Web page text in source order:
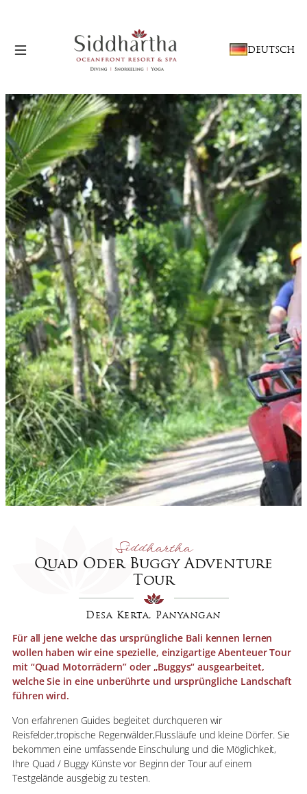
SPRACHEDEUTSCH
Siddhartha
Quad Oder Buggy Adventure
Tour
Desa Kerta, Panyangan
Für all jene welche das ursprüngliche Bali kennen lernen
wollen haben wir eine spezielle, einzigartige Abenteuer Tour
mit “Quad Motorrädern” oder „Buggys“ ausgearbeitet,
welche Sie in eine unberührte und ursprüngliche Landschaft
führen wird.
Von erfahrenen Guides begleitet durchqueren wir
Reisfelder,tropische Regenwälder,Flussläufe und kleine Dörfer. Sie
bekommen eine umfassende Einschulung und die Möglichkeit,
Ihre Quad / Buggy Künste vor Beginn der Tour auf einem
Testgelände ausgiebig zu testen.